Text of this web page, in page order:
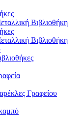
Βιβλιοθήκη
Βιβλιοθήκη
Γραφείου